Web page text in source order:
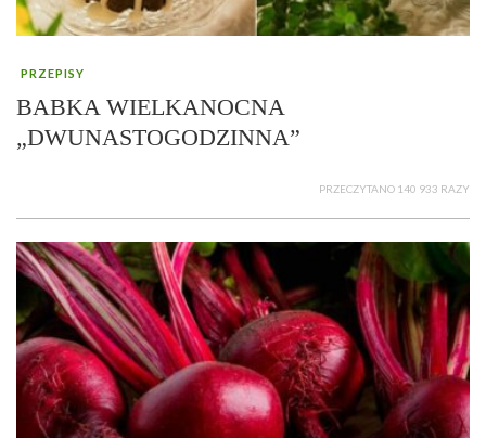
PRZEPISY
BABKA WIELKANOCNA
„DWUNASTOGODZINNA”
PRZECZYTANO 140 933 RAZY